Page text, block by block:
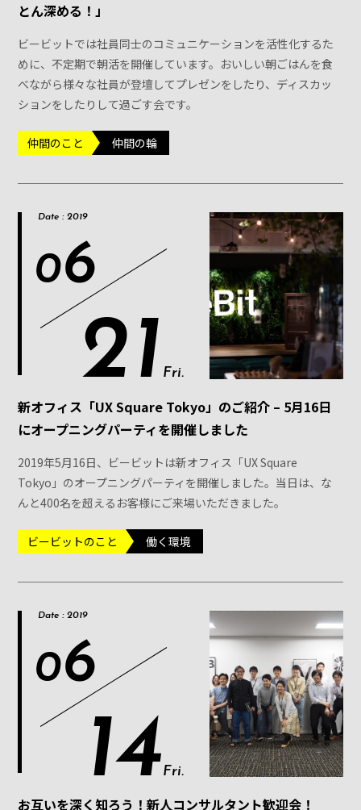
とん深める！」
ビービットでは社員同士のコミュニケーションを活性化するた
めに、不定期で朝活を開催しています。おいしい朝ごはんを食
べながら様々な社員が登壇してプレゼンをしたり、ディスカッ
ションをしたりして過ごす会です。
仲間のこと 仲間の輪
Date : 2019
06
21 Fri.
新オフィス「UX Square Tokyo」のご紹介 – 5月16日
にオープニングパーティを開催しました
2019年5月16日、ビービットは新オフィス「UX Square
Tokyo」のオープニングパーティを開催しました。当日は、な
んと400名を超えるお客様にご来場いただきました。
ビービットのこと 働く環境
Date : 2019
06
14Fri.
お互いを深く知ろう！新人コンサルタント歓迎会！